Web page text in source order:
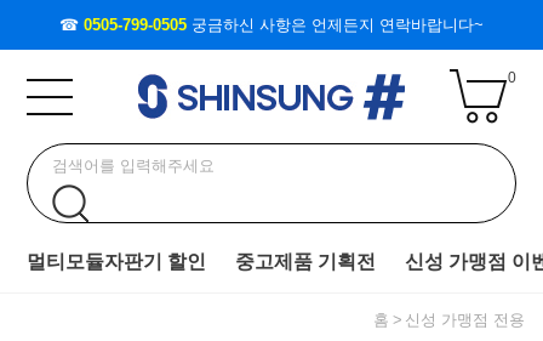
☎ 0505-799-0505 궁금하신 사항은 언제든지 연락바랍니다~
0
멀티모듈자판기 할인 중고제품 기획전 신성 가맹점 이
홈 신성 가맹점 전용